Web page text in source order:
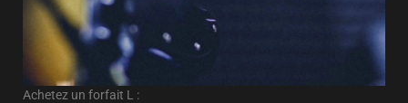
Achetez un forfait L :